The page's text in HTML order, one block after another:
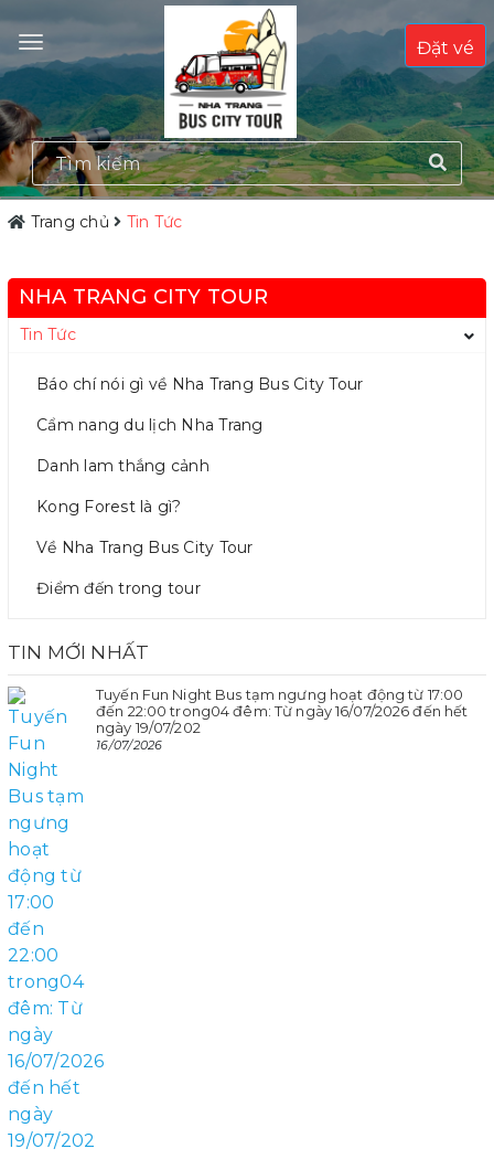
Đặt vé
Trang chủ Tin Tức
NHA TRANG CITY TOUR
Tin Tức
Báo chí nói gì về Nha Trang Bus City Tour
Cẩm nang du lịch Nha Trang
Danh lam thắng cảnh
Kong Forest là gì?
Về Nha Trang Bus City Tour
Điểm đến trong tour
TIN MỚI NHẤT
Tuyến Fun Night Bus tạm ngưng hoạt động từ 17:00
đến 22:00 trong04 đêm: Từ ngày 16/07/2026 đến hết
ngày 19/07/202
16/07/2026